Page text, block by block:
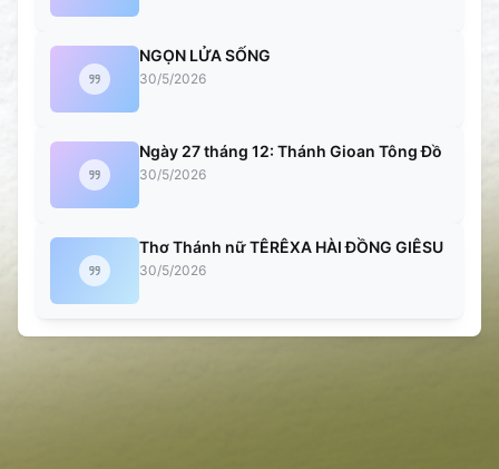
NGỌN LỬA SỐNG
30/5/2026
Ngày 27 tháng 12: Thánh Gioan Tông Đồ
30/5/2026
Thơ Thánh nữ TÊRÊXA HÀI ĐỒNG GIÊSU
30/5/2026